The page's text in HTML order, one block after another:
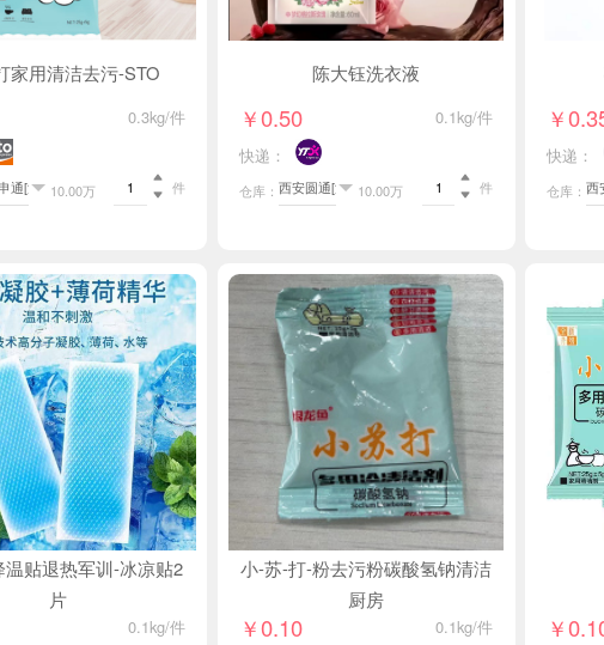
家用清洁去污-STO
0.3kg/件
10.00万


件
陈大钰洗衣液
￥0.50
0.1kg/件
快递：
仓库： 10.00万


件
￥
快递：
仓库：
温贴退热军训-冰凉贴2
片
0.1kg/件
小-苏-打-粉去污粉碳酸氢钠清洁
厨房
￥0.10
0.1kg/件
￥